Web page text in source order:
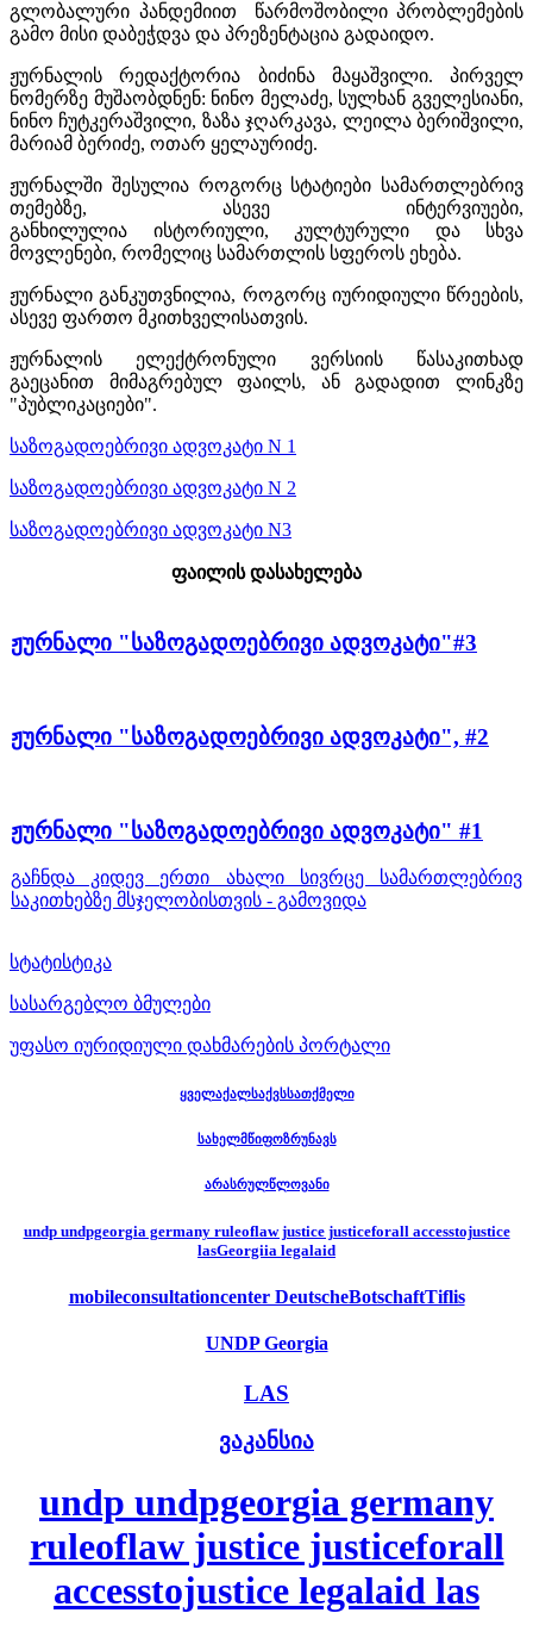
გლობალური პანდემიით წარმოშობილი პრობლემების
გამო მისი დაბეჭდვა და პრეზენტაცია გადაიდო.
ჟურნალის რედაქტორია ბიძინა მაყაშვილი. პირველ
ნომერზე მუშაობდნენ: ნინო მელაძე, სულხან გველესიანი,
ნინო ჩუტკერაშვილი, ზაზა ჯღარკავა, ლეილა ბერიშვილი,
მარიამ ბერიძე, ოთარ ყელაურიძე.
ჟურნალში შესულია როგორც სტატიები სამართლებრივ
თემებზე, ასევე ინტერვიუები,
განხილულია ისტორიული, კულტურული და სხვა
მოვლენები, რომელიც სამართლის სფეროს ეხება.
ჟურნალი განკუთვნილია, როგორც იურიდიული წრეების,
ასევე ფართო მკითხველისათვის.
ჟურნალის ელექტრონული ვერსიის წასაკითხად
გაეცანით მიმაგრებულ ფაილს, ან გადადით ლინკზე
"პუბლიკაციები".
საზოგადოებრივი ადვოკატი N 1
საზოგადოებრივი ადვოკატი N 2
საზოგადოებრივი ადვოკატი N3
ფაილის დასახელება
ჟურნალი "საზოგადოებრივი ადვოკატი"#3
ჟურნალი "საზოგადოებრივი ადვოკატი", #2
ჟურნალი "საზოგადოებრივი ადვოკატი" #1
გაჩნდა კიდევ ერთი ახალი სივრცე სამართლებრივ
საკითხებზე მსჯელობისთვის - გამოვიდა
სტატისტიკა
სასარგებლო ბმულები
უფასო იურიდიული დახმარების პორტალი
ყველაქალსაქვსსათქმელი
სახელმწიფოზრუნავს
არასრულწლოვანი
undp undpgeorgia germany ruleoflaw justice justiceforall accesstojustice
lasGeorgiia legalaid
mobileconsultationcenter DeutscheBotschaftTiflis
UNDP Georgia
LAS
ვაკანსია
undp undpgeorgia germany
ruleoflaw justice justiceforall
accesstojustice legalaid las